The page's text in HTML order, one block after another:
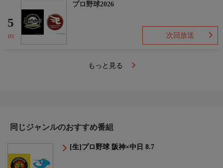
5
(1)
プロ野球2026
次回放送
もっと見る
同じジャンルのおすすめ番組
[生]プロ野球 阪神×中日 8.7